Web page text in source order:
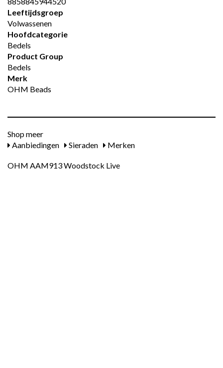
Leeftijdsgroep
Volwassenen
Hoofdcategorie
Bedels
Product Group
Bedels
Merk
OHM Beads
Shop meer
Aanbiedingen
Sieraden Merken
OHM AAM913 Woodstock Live